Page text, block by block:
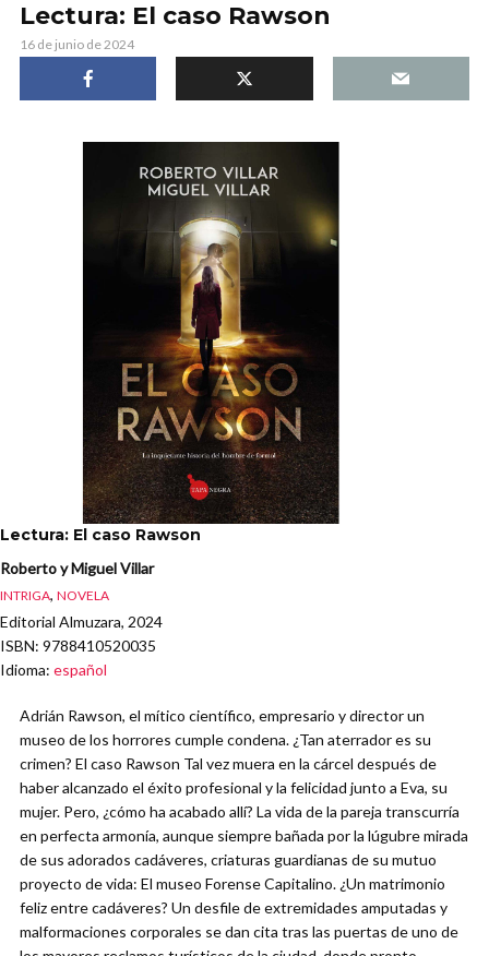
Lectura: El caso Rawson
16 de junio de 2024
Lectura: El caso Rawson
Roberto y Miguel Villar
INTRIGA, NOVELA
Editorial Almuzara, 2024
ISBN: 9788410520035
Idioma: español
Adrián Rawson, el mítico científico, empresario y director un
museo de los horrores cumple condena. ¿Tan aterrador es su
crimen? El caso Rawson Tal vez muera en la cárcel después de
haber alcanzado el éxito profesional y la felicidad junto a Eva, su
mujer. Pero, ¿cómo ha acabado allí? La vida de la pareja transcurría
en perfecta armonía, aunque siempre bañada por la lúgubre mirada
de sus adorados cadáveres, criaturas guardianas de su mutuo
proyecto de vida: El museo Forense Capitalino. ¿Un matrimonio
feliz entre cadáveres? Un desfile de extremidades amputadas y
malformaciones corporales se dan cita tras las puertas de uno de